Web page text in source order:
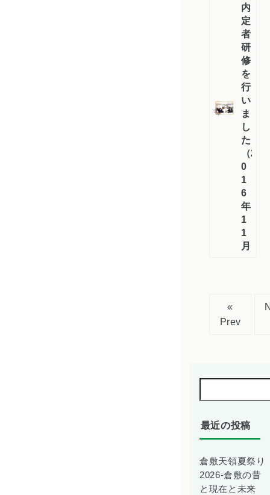
内
定
者
研
修
を
行
い
ま
し
た
（2
0
1
6
年
1
1
月）
«
Prev
最近の投稿
倉敷天領夏祭り
2026-倉敷の昔
と現在と未来